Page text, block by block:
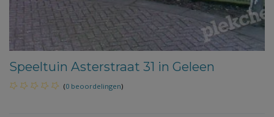
Speeltuin Asterstraat 31 in Geleen
(0 beoordelingen)